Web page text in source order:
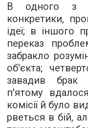
В одного з
конкретики,
ідеї; в іншого
переказ
забракло
об'єкта;
завадив брак
п'ятому
комісії й було
рветься в бій,